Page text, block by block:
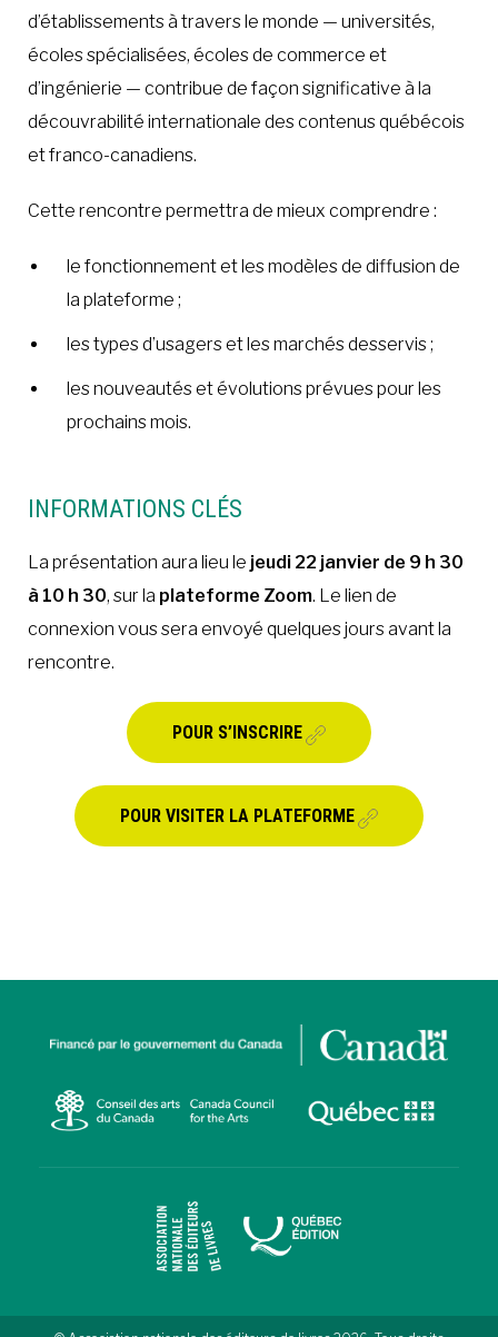
d’établissements à travers le monde — universités,
écoles spécialisées, écoles de commerce et
d’ingénierie — contribue de façon significative à la
découvrabilité internationale des contenus québécois
et franco-canadiens.
Cette rencontre permettra de mieux comprendre :
le fonctionnement et les modèles de diffusion de
la plateforme ;
les types d’usagers et les marchés desservis ;
les nouveautés et évolutions prévues pour les
prochains mois.
INFORMATIONS CLÉS
La présentation aura lieu le jeudi 22 janvier de 9 h 30
à 10 h 30, sur la plateforme Zoom. Le lien de
connexion vous sera envoyé quelques jours avant la
rencontre.
POUR S’INSCRIRE
POUR VISITER LA PLATEFORME